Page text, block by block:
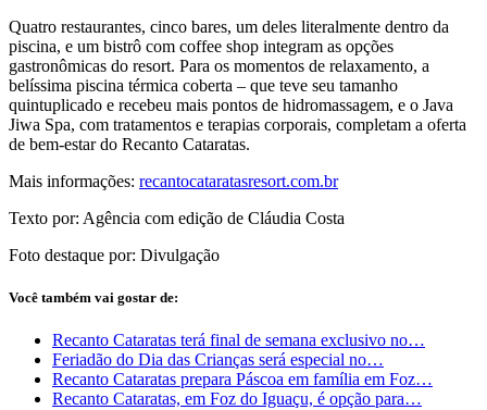
Quatro restaurantes, cinco bares, um deles literalmente dentro da
piscina, e um bistrô com coffee shop integram as opções
gastronômicas do resort. Para os momentos de relaxamento, a
belíssima piscina térmica coberta – que teve seu tamanho
quintuplicado e recebeu mais pontos de hidromassagem, e o Java
Jiwa Spa, com tratamentos e terapias corporais, completam a oferta
de bem-estar do Recanto Cataratas.
Mais informações: recantocataratasresort.com.br
Texto por: Agência com edição de Cláudia Costa
Foto destaque por: Divulgação
Você também vai gostar de:
Recanto Cataratas terá final de semana exclusivo no…
Feriadão do Dia das Crianças será especial no…
Recanto Cataratas prepara Páscoa em família em Foz…
Recanto Cataratas, em Foz do Iguaçu, é opção para…